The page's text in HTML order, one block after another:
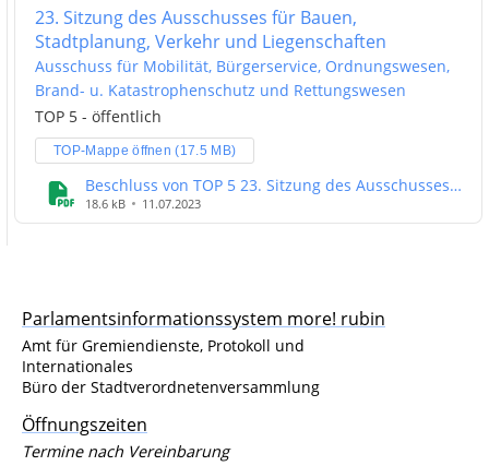
23. Sitzung des Ausschusses für Bauen,
Stadtplanung, Verkehr und Liegenschaften
Ausschuss für Mobilität, Bürgerservice, Ordnungswesen,
Brand- u. Katastrophenschutz und Rettungswesen
TOP 5 - öffentlich
TOP-Mappe öffnen (17.5 MB)
Beschluss von TOP 5 23. Sitzung des Ausschusses
für Bauen, Stadtplanung, Verkehr und
Liegenschaften
18.6 kB 11.07.2023
Parlamentsinformationssystem more! rubin
Amt für Gremiendienste, Protokoll und
Internationales
Büro der Stadtverordnetenversammlung
Öffnungszeiten
Termine nach Vereinbarung